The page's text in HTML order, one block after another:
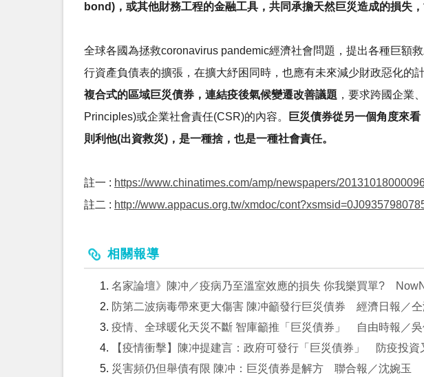
bond)，或其他財務工程的金融工具，共同承擔天然巨災造成的損失
全球各國為拯救coronavirus pandemic經濟社會問題，提出各種巨額
行資產負債表的擴張，在擴大紓困同時，也應有未來減少財政惡化的
複合式的區域巨災債券，連結疫後氣候變遷改善議題 ，要求跨國企業
Principles)或企業社會責任(CSR)的內容。
巨災債券從另一個角度來
則利他(出資救災)，是一種捨，也是一種社會責任。
註一 : https://www.chinatimes.com/amp/newspapers/
註二 : http://www.appacus.org.tw/xmdoc/
相關報導
名家論壇》陳冲／疫病乃至溫室效應的損失 你我樂買單?
防第二波病毒帶來更大傷害 陳冲籲發行巨災債券 經濟日報／
疫情、全球暖化天災不斷 智庫籲推「巨災債券」 自由時報／吳
【疫情衝擊】陳冲提建言：政府可發行「巨災債券」 防疫投
災害頻仍但舉債有限 陳冲：巨災債券是解方 聯合報／沈婉玉